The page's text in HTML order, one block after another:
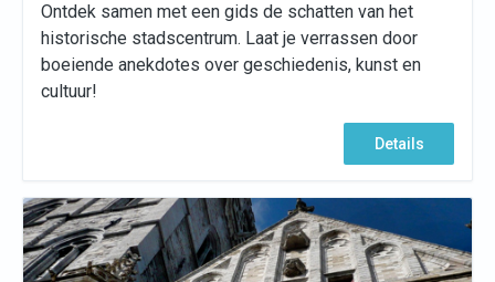
Ontdek samen met een gids de schatten van het
historische stadscentrum. Laat je verrassen door
boeiende anekdotes over geschiedenis, kunst en
cultuur!
Details